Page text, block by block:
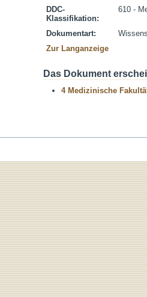
DDC-
Klassifikation:
610 -
Dokumentart:
Zur Langanzeige
Das Dokument
4 Medizinische